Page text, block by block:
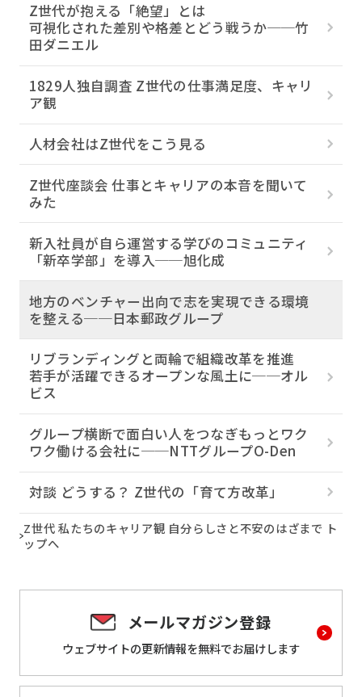
Z世代が抱える「絶望」とは
可視化された差別や格差とどう戦うか──竹
田ダニエル
1829人独自調査 Z世代の仕事満足度、キャリ
ア観
人材会社はZ世代をこう見る
Z世代座談会 仕事とキャリアの本音を聞いて
みた
新入社員が自ら運営する学びのコミュニティ
「新卒学部」を導入──旭化成
地方のベンチャー出向で志を実現できる環境
を整える──日本郵政グループ
リブランディングと両輪で組織改革を推進
若手が活躍できるオープンな風土に──オル
ビス
グループ横断で面白い人をつなぎもっとワク
ワク働ける会社に──NTTグループO-Den
対談 どうする？ Z世代の「育て方改革」
Z世代 私たちのキャリア観 自分らしさと不安のはざまで ト
ップへ
メールマガジン登録
ウェブサイトの更新情報を無料でお届けします